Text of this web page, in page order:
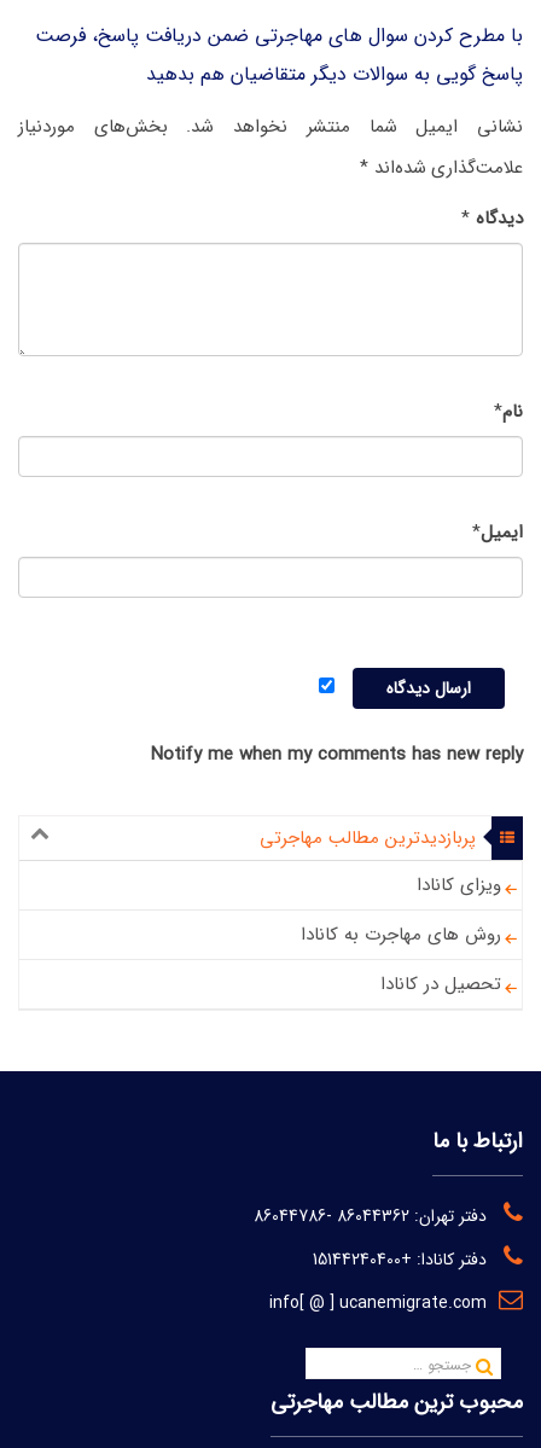
با مطرح کردن سوال های مهاجرتی ضمن دریافت پاسخ، فرصت
پاسخ گویی به سوالات دیگر متقاضیان هم بدهید
نشانی ایمیل شما منتشر نخواهد شد. بخش‌های موردنیاز
علامت‌گذاری شده‌اند *
دیدگاه *
نام*
ایمیل*
Notify me when my comments has new reply
پربازدیدترین مطالب مهاجرتی
ویزای کانادا
روش های مهاجرت به کانادا
تحصیل در کانادا
ارتباط با ما
دفتر تهران: 86044362
-
86044786
دفتر کانادا: +15144240400
info[ @ ] ucanemigrate.com
محبوب ترین مطالب مهاجرتی